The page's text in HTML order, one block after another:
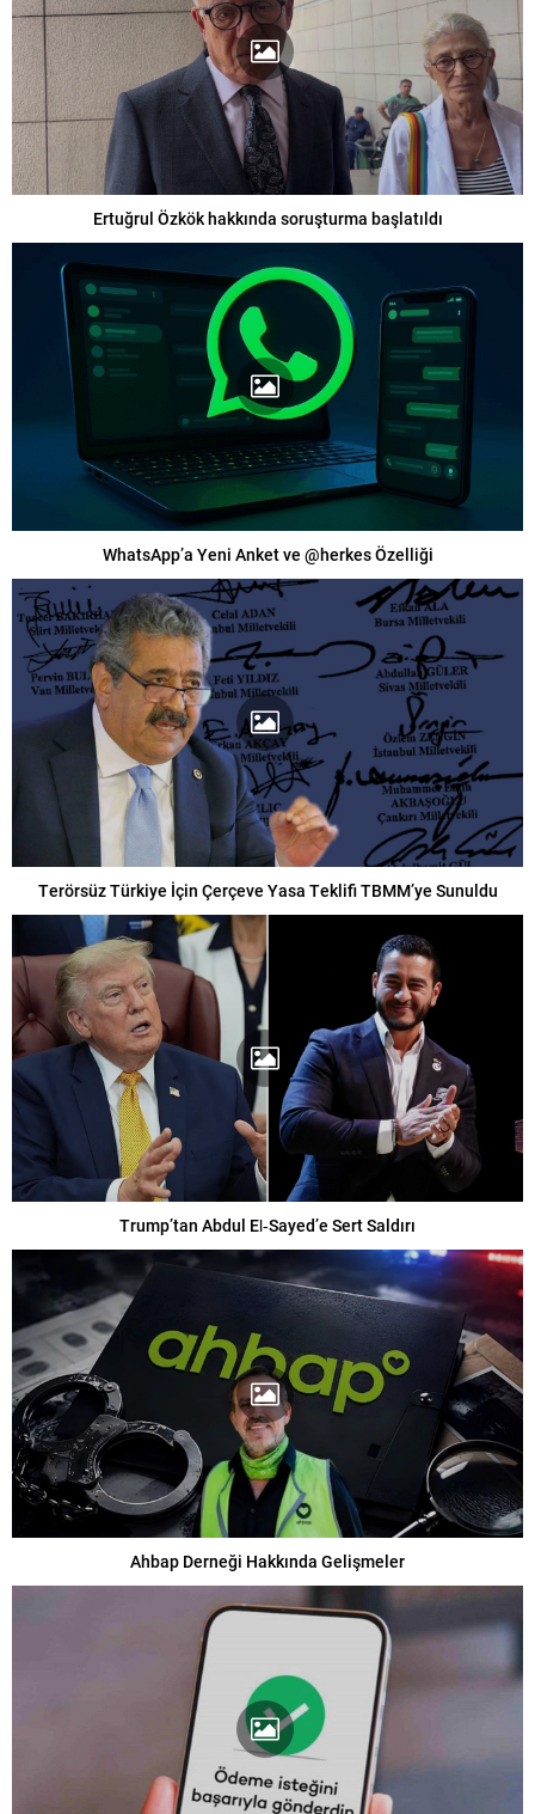
Ertuğrul Özkök hakkında soruşturma başlatıldı
WhatsApp’a Yeni Anket ve @herkes Özelliği
Terörsüz Türkiye İçin Çerçeve Yasa Teklifi TBMM’ye Sunuldu
Trump’tan Abdul El‑Sayed’e Sert Saldırı
Ahbap Derneği Hakkında Gelişmeler